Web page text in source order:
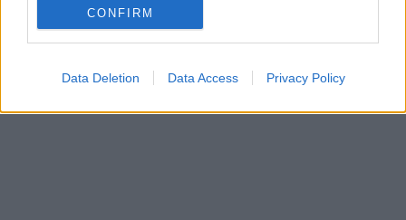
CONFIRM
Data Deletion Data Access Privacy Policy